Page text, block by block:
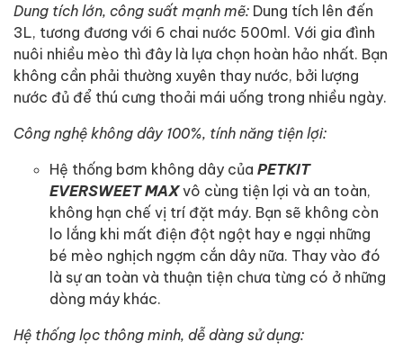
Dung tích lớn, công suất mạnh mẽ: Dung tích lên đến
3L, tương đương với 6 chai nước 500ml. Với gia đình
nuôi nhiều mèo thì đây là lựa chọn hoàn hảo nhất. Bạn
không cần phải thường xuyên thay nước, bởi lượng
nước đủ để thú cưng thoải mái uống trong nhiều ngày.
Công nghệ không dây 100%, tính năng tiện lợi:
Hệ thống bơm không dây của PETKIT
EVERSWEET MAXvô cùng tiện lợi và an toàn,
không hạn chế vị trí đặt máy. Bạn sẽ không còn
lo lắng khi mất điện đột ngột hay e ngại những
bé mèo nghịch ngợm cắn dây nữa. Thay vào đó
là sự an toàn và thuận tiện chưa từng có ở những
dòng máy khác.
Hệ thống lọc thông minh, dễ dàng sử dụng: